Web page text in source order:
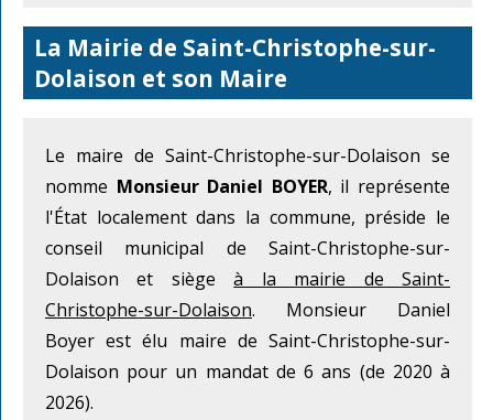
La Mairie de Saint-Christophe-sur-
Dolaison et son Maire
Le maire de Saint-Christophe-sur-Dolaison se
nomme Monsieur Daniel BOYER, il représente
l'État localement dans la commune, préside le
conseil municipal de Saint-Christophe-sur-
Dolaison et siègeà la mairie de Saint-
Christophe-sur-Dolaison. Monsieur Daniel
Boyer est élu maire de Saint-Christophe-sur-
Dolaison pour un mandat de 6 ans (de 2020 à
2026).